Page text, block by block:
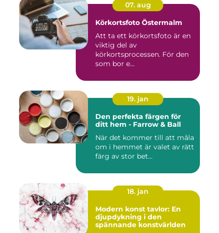
07. aug
Körkortsfoto Östermalm
Att ta ett körkortsfoto är en
viktig del av
körkortsprocessen. För den
som bor e...
19. jan
Den perfekta färgen för
ditt hem - Farrow & Ball
När det kommer till att måla
om i hemmet är valet av rätt
färg av stor bet...
18. jan
Modern konst tavlor: En
djupdykning i den
spännande konstvärlden